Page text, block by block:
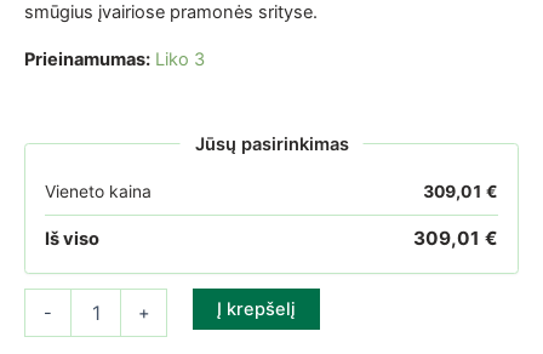
smūgius įvairiose pramonės srityse.
Prieinamumas: Liko 3
Jūsų pasirinkimas
Vieneto kaina 309,01 €
Iš viso 309,01 €
-
produkto kiekis: Poliuretano PU plokštė 25mm 90Sh juoda -
+ Į krepšelį